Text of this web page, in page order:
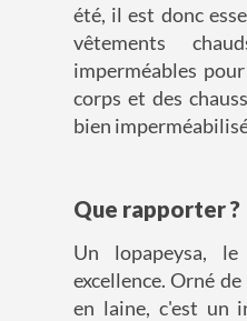
été, il est donc
vêtements
imperméables
corps et des
bien
Que rapporter ?
Un lopapeysa,
excellence. Orné
en laine, c'est un